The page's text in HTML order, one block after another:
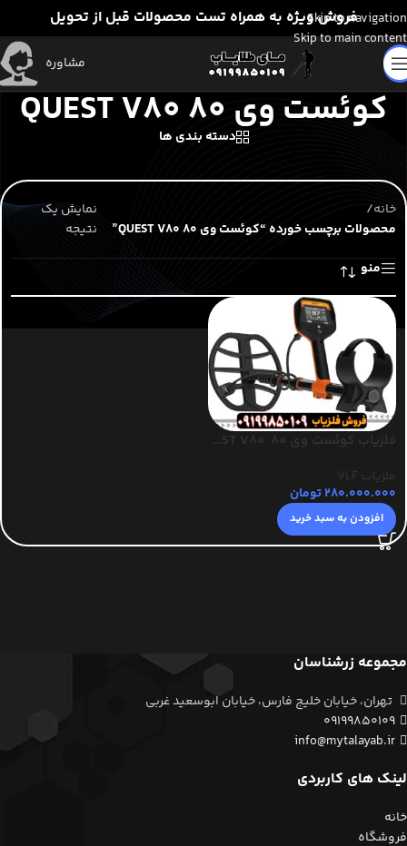
Skip to navigation
Skip to main content
فروش ویژه به همراه تست محصولات قبل از تحویل
مشاوره
کوئست وی ۸۰ QUEST V80
دسته بندی ها
خانه/
محصولات برچسب خورده “کوئست وی ۸۰ QUEST V80”
نمایش یک
نتیجه
منو
فلزیاب VLF
280.000.000تومان
افزودن به سبد خرید
مجموعه زرشناسان
تهران، خیابان خلیج فارس، خیابان ابوسعید غربی
09199850109
info@mytalayab.ir
لینک های کاربردی
خانه
فروشگاه